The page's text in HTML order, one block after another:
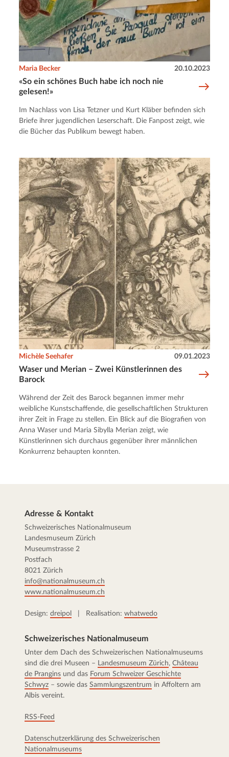
«So ein schönes Buch habe ich noch nie
gelesen!»
Maria Becker 20.10.2023
Im Nachlass von Lisa Tetzner und Kurt Kläber befinden sich
Briefe ihrer jugendlichen Leserschaft. Die Fanpost zeigt, wie
die Bücher das Publikum bewegt haben.
Waser und Merian – Zwei Künstlerinnen des
Barock
Michèle Seehafer 09.01.2023
Während der Zeit des Barock begannen immer mehr
weibliche Kunstschaffende, die gesellschaftlichen Strukturen
ihrer Zeit in Frage zu stellen. Ein Blick auf die Biografien von
Anna Waser und Maria Sibylla Merian zeigt, wie
Künstlerinnen sich durchaus gegenüber ihrer männlichen
Konkurrenz behaupten konnten.
Adresse & Kontakt
Schweizerisches Nationalmuseum
Landesmuseum Zürich
Museumstrasse 2
Postfach
8021 Zürich
info@nationalmuseum.ch
www.nationalmuseum.ch
Design: dreipol | Realisation: whatwedo
Schweizerisches Nationalmuseum
Unter dem Dach des Schweizerischen Nationalmuseums
sind die drei Museen – Landesmuseum Zürich, Château
de Prangins und das Forum Schweizer Geschichte
Schwyz – sowie das Sammlungszentrum in Affoltern am
Albis vereint.
RSS-Feed
Datenschutzerklärung des Schweizerischen
Nationalmuseums